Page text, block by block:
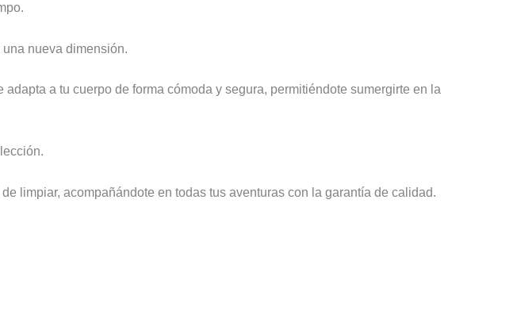
nueva dimensión.
a tu cuerpo de forma cómoda y segura, permitiéndote sumergirte en la
limpiar, acompañándote en todas tus aventuras con la garantía de calidad.